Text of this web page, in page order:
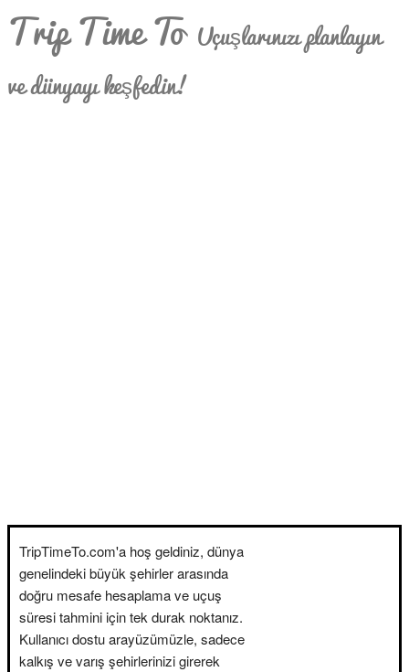
Trip Time To Uçuşlarınızı planlayın
ve dünyayı keşfedin!
TripTimeTo.com'a hoş geldiniz, dünya
genelindeki büyük şehirler arasında
doğru mesafe hesaplama ve uçuş
süresi tahmini için tek durak noktanız.
Kullanıcı dostu arayüzümüzle, sadece
kalkış ve varış şehirlerinizi girerek